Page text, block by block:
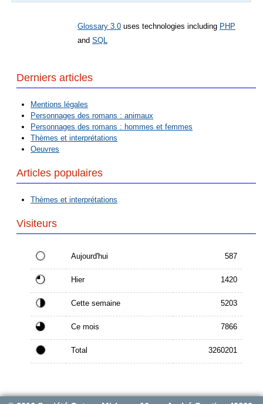
Glossary 3.0 uses technologies including PHP
and SQL
Derniers articles
Mentions légales
Personnages des romans : animaux
Personnages des romans : hommes et femmes
Thèmes et interprétations
Oeuvres
Articles populaires
Thèmes et interprétations
Visiteurs
Aujourd'hui 587
Hier 1420
Cette semaine 5203
Ce mois 7866
Total 3260201